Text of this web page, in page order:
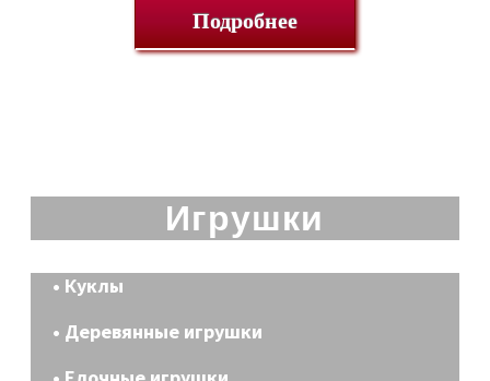
Подробнее
Игрушки
• Куклы
• Деревянные игрушки